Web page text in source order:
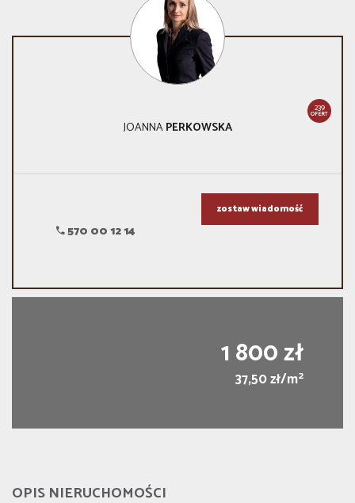
239
OFERT
JOANNAPERKOWSKA
570 00 12 14
zostaw wiadomość
1 800 zł
37,50 zł/m2
OPIS NIERUCHOMOŚCI